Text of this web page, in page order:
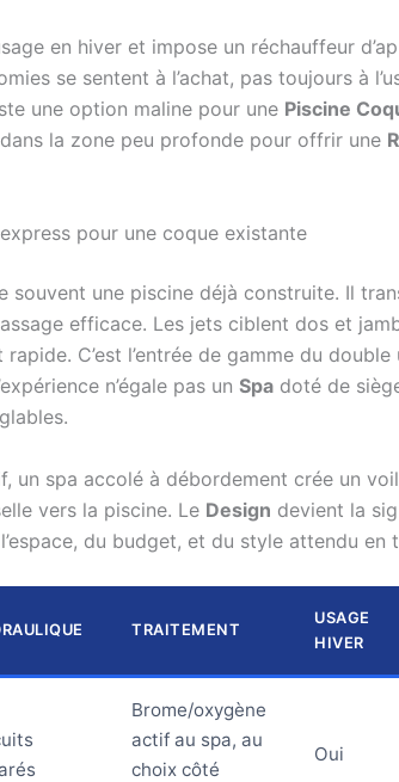
en hiver et impose un réchauffeur
se sentent à l’achat, pas toujours à
une option maline pour une Piscine
la zone peu profonde pour offrir une
pour une coque existante
souvent une piscine déjà construite. Il
efficace. Les jets ciblent dos et
C’est l’entrée de gamme du double
n’égale pas un Spa doté de
un spa accolé à débordement crée un
vers la piscine. Le Design devient la
du budget, et du style attendu en
TRAITEMENT
USAGE
HIVER
Brome/oxygène
actif au spa, au
choix côté
Oui